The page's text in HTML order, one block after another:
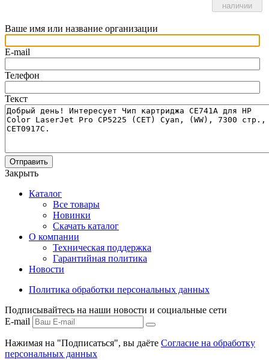
наличии
Ваше имя или название организации
E-mail
Телефон
Текст
Отправить
Закрыть
Каталог
Все товары
Новинки
Скачать каталог
О компании
Техническая поддержка
Гарантийная политика
Новости
Политика обработки персональных данных
Подписывайтесь на наши новости и социальные сети
E-mail
Нажимая на "Подписаться", вы даёте Согласие на обработку
персональных данных